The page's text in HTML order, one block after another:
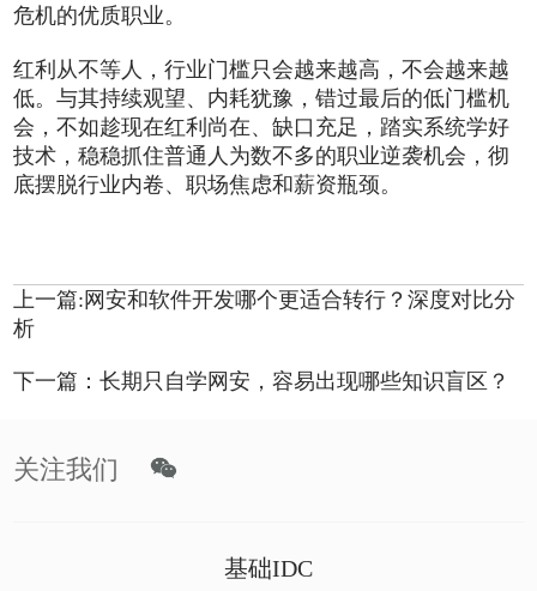
危机的优质职业。
红利从不等人，行业门槛只会越来越高，不会越来越
低。与其持续观望、内耗犹豫，错过最后的低门槛机
会，不如趁现在红利尚在、缺口充足，踏实系统学好
技术，稳稳抓住普通人为数不多的职业逆袭机会，彻
底摆脱行业内卷、职场焦虑和薪资瓶颈。
上一篇:网安和软件开发哪个更适合转行？深度对比分
析
下一篇：长期只自学网安，容易出现哪些知识盲区？
关注我们
基础IDC